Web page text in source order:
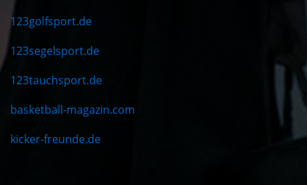
123golfsport.de
123segelsport.de
123tauchsport.de
basketball-magazin.com
kicker-freunde.de